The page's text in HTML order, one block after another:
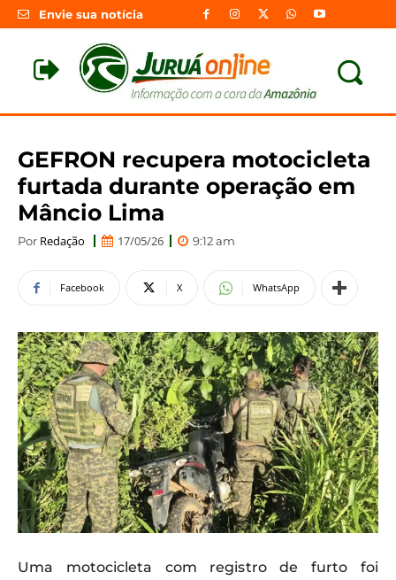
Envie sua notícia
GEFRON recupera motocicleta
furtada durante operação em
Mâncio Lima
Por Redação 17/05/26 9:12 am
Facebook X WhatsApp
Uma motocicleta com registro de furto foi